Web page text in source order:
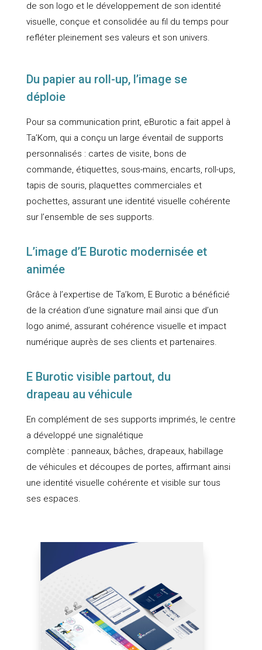
de son logo et le développement de son identité
visuelle, conçue et consolidée au fil du temps pour
refléter pleinement ses valeurs et son univers.
Du papier au roll-up, l’image se
déploie
Pour sa communication print, eBurotic a fait appel à
Ta’Kom, qui a conçu un large éventail de supports
personnalisés : cartes de visite, bons de
commande, étiquettes, sous-mains, encarts, roll-ups,
tapis de souris, plaquettes commerciales et
pochettes, assurant une identité visuelle cohérente
sur l’ensemble de ses supports.
L’image d’E Burotic modernisée et
animée
Grâce à l’expertise de Ta’kom, E Burotic a bénéficié
de la création d’une signature mail ainsi que d’un
logo animé, assurant cohérence visuelle et impact
numérique auprès de ses clients et partenaires.
E Burotic visible partout, du
drapeau au véhicule
En complément de ses supports imprimés, le centre
a développé une signalétique
complète : panneaux, bâches, drapeaux, habillage
de véhicules et découpes de portes, affirmant ainsi
une identité visuelle cohérente et visible sur tous
ses espaces.